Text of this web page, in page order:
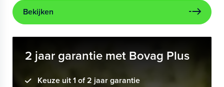
Bekijken
2 jaar garantie met Bovag Plus
Keuze uit 1 of 2 jaar garantie